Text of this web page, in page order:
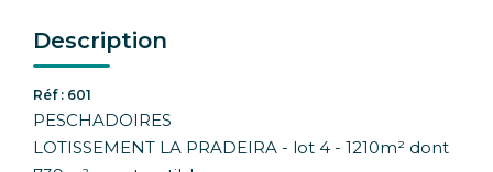
Description
Réf : 601
PESCHADOIRES
LOTISSEMENT LA PRADEIRA - lot 4 - 1210m² dont